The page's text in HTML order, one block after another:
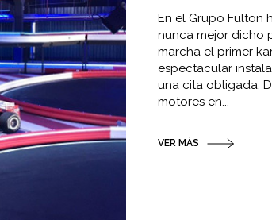
En el Grupo Fulton
nunca mejor dicho
marcha el primer
espectacular
una cita obligada.
motores en...
VER MÁS